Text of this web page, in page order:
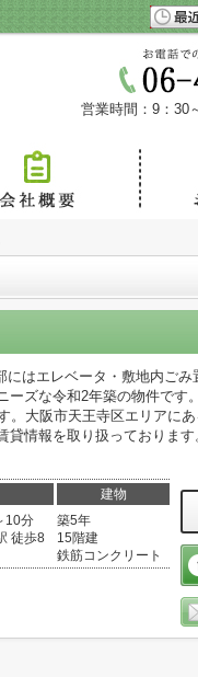
営業時間：9：30
はエレベータ・敷地内ごみ
ズな令和2年築の物件です
。大阪市天王寺区エリアに
情報を取り扱っておりま
建物
10分
徒歩8
築5年
15階建
鉄筋コンクリート